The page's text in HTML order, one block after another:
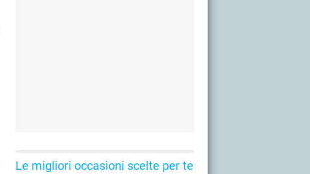
Le migliori occasioni scelte per te